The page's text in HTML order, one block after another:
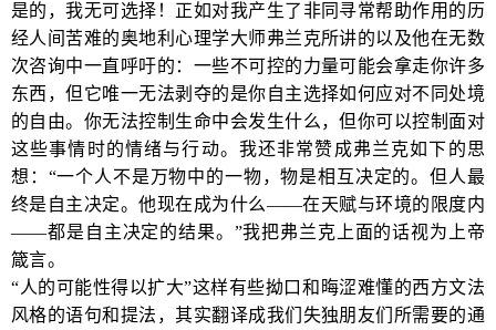
是的，我无可选择！正如对我产生了非同寻常帮助作用的历
经人间苦难的奥地利心理学大师弗兰克所讲的以及他在无数
次咨询中一直呼吁的：一些不可控的力量可能会拿走你许多
东西，但它唯一无法剥夺的是你自主选择如何应对不同处境
的自由。你无法控制生命中会发生什么，但你可以控制面对
这些事情时的情绪与行动。我还非常赞成弗兰克如下的思
想：“一个人不是万物中的一物，物是相互决定的。但人最
终是自主决定。他现在成为什么——在天赋与环境的限度内
——都是自主决定的结果。”我把弗兰克上面的话视为上帝
箴言。
“人的可能性得以扩大”这样有些拗口和晦涩难懂的西方文法
风格的语句和提法，其实翻译成我们失独朋友们所需要的通